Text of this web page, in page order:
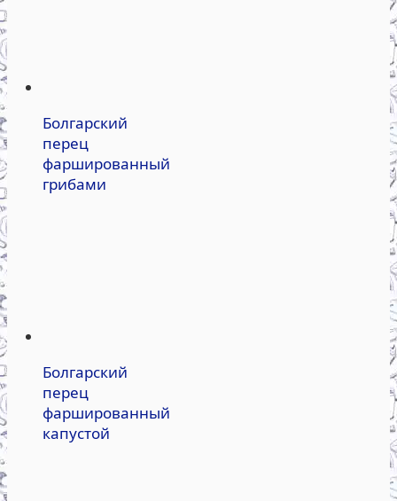
Болгарский
перец
фаршированный
грибами
Болгарский
перец
фаршированный
капустой